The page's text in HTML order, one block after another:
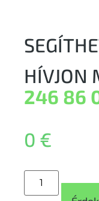
HÍVJON
246 86
0 €